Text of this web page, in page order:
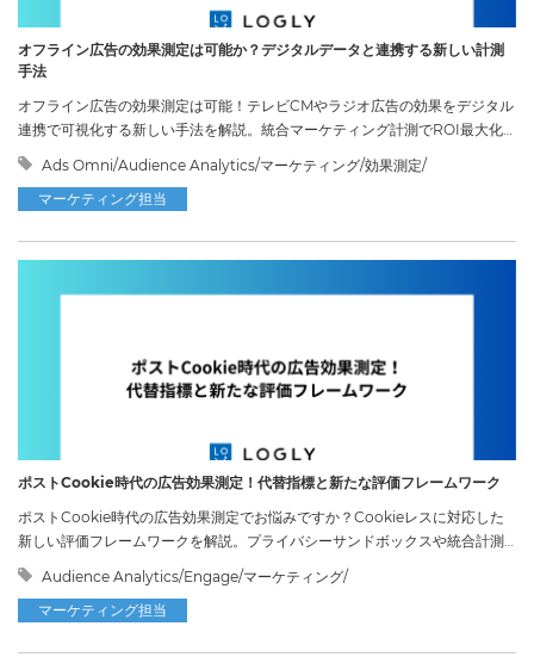
オフライン広告の効果測定は可能か？デジタルデータと連携する新しい計測
手法
オフライン広告の効果測定は可能！テレビCMやラジオ広告の効果をデジタル
連携で可視化する新しい手法を解説。統合マーケティング計測でROI最大化
へ。
Ads Omni/Audience Analytics/マーケティング/効果測定/
マーケティング担当
ポストCookie時代の広告効果測定！代替指標と新たな評価フレームワーク
ポストCookie時代の広告効果測定でお悩みですか？Cookieレスに対応した
新しい評価フレームワークを解説。プライバシーサンドボックスや統合計測
で、デジタル広告の投資対効果を可視化するヒントが見つかります。
Audience Analytics/Engage/マーケティング/
マーケティング担当